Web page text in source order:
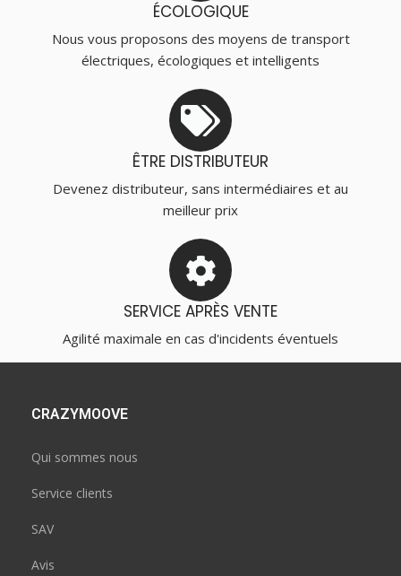
ÉCOLOGIQUE
Nous vous proposons des moyens de transport
électriques, écologiques et intelligents
ÊTRE DISTRIBUTEUR
Devenez distributeur, sans intermédiaires et au
meilleur prix
SERVICE APRÈS VENTE
Agilité maximale en cas d'incidents éventuels
CRAZYMOOVE
Qui sommes nous
Service clients
SAV
Avis